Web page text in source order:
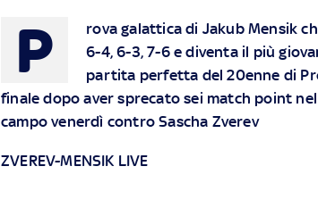
P
rova galattica di Jakub Mensik
6-4, 6-3, 7-6 e diventa il più
partita perfetta del 20enne di
finale dopo aver sprecato sei match point
campo venerdì contro Sascha Zverev
ZVEREV-MENSIK LIVE